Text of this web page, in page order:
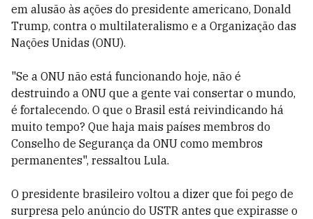
em alusão às ações do presidente americano, Donald
Trump, contra o multilateralismo e a Organização das
Nações Unidas (ONU).
"Se a ONU não está funcionando hoje, não é
destruindo a ONU que a gente vai consertar o mundo,
é fortalecendo. O que o Brasil está reivindicando há
muito tempo? Que haja mais países membros do
Conselho de Segurança da ONU como membros
permanentes", ressaltou Lula.
O presidente brasileiro voltou a dizer que foi pego de
surpresa pelo anúncio do USTR antes que expirasse o